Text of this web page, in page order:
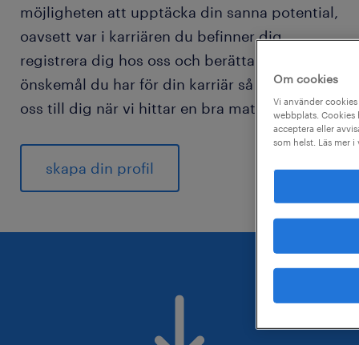
möjligheten att upptäcka din sanna potential,
oavsett var i karriären du befinner dig.
registrera dig hos oss och berätta vilka
önskemål du har för din karriär så hör vi av
oss till dig när vi hittar en bra match för dig.
skapa din profil
Om cookies
Vi använder
webbplats. Cookies
acceptera eller
som helst. Läs mer i